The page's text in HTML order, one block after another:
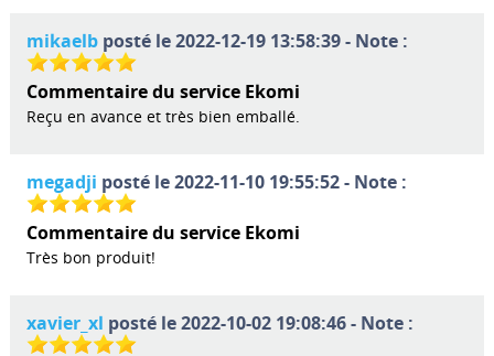
mikaelbposté le 2022-12-19 13:58:39 - Note :
Commentaire du service Ekomi
Reçu en avance et très bien emballé.
megadji posté le 2022-11-10 19:55:52 - Note :
Commentaire du service Ekomi
Très bon produit!
xavier_xl posté le 2022-10-02 19:08:46 - Note :